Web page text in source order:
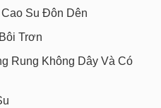
Su Đôn Dên
Trơn
Rung Không Dây Và Có